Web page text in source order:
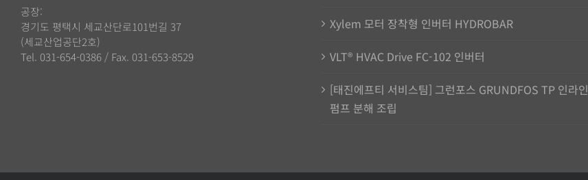
공장:
경기도 평택시 세교산단로101번길 37
(세교산업공단2호)
Tel. 031-654-0386 / Fax. 031-653-8529
Xylem 모터 장착형 인버터 HYDROBAR
VLT® HVAC Drive FC-102 인버터
[태진에프티 서비스팀] 그런포스 GRUNDFOS TP 인라인
펌프 분해 조립